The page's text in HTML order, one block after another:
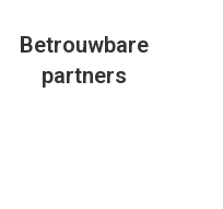
Betrouwbare
partners